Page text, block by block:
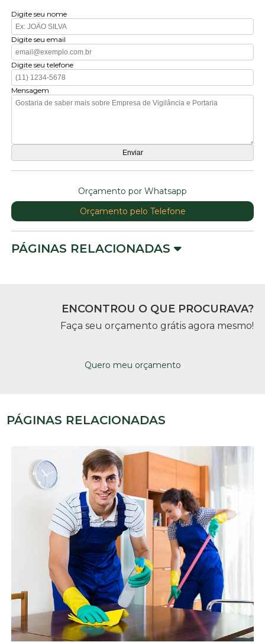
Digite seu nome
Digite seu email
Digite seu telefone
Mensagem
Orçamento por Whatsapp
Orçamento pelo Telefone
PÁGINAS RELACIONADAS
ENCONTROU O QUE PROCURAVA?
Faça seu orçamento grátis agora mesmo!
Quero meu orçamento
PÁGINAS RELACIONADAS